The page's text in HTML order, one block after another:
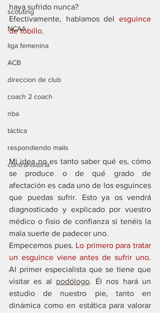
scouting
NCAA
liga femenina
ACB
direccion de club
coach 2 coach
nba
táctica
respondiendo mails
contrahistoria
haya sufrido nunca?
Efectivamente, hablamos del esguince
de tobillo.
Mi idea no es tanto saber qué es, cómo
se produce o de qué grado de
afectación es cada uno de los esguinces
que puedas sufrir. Esto ya os vendrá
diagnosticado y explicado por vuestro
médico o fisio de confianza si tenéis la
mala suerte de padecer uno.
Empecemos pues. Lo primero para tratar
un esguince viene antes de sufrir uno.
Al primer especialista que se tiene que
visitar es al podólogo. Él nos hará un
estudio de nuestro pie, tanto en
dinámica como en estática para valorar